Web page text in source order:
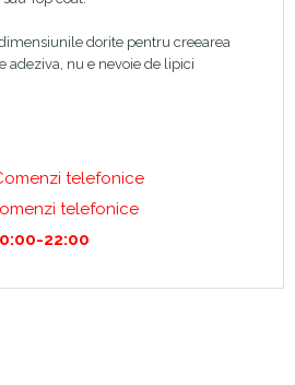
dorite pentru creearea
adeziva, nu e nevoie de lipici
telefonice
telefonice
22:00